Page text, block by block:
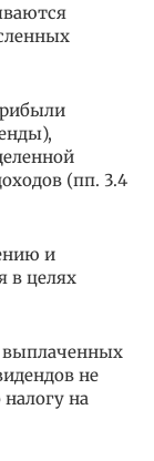
(пп. 3.4
и
в целях
выплаченных
не
на